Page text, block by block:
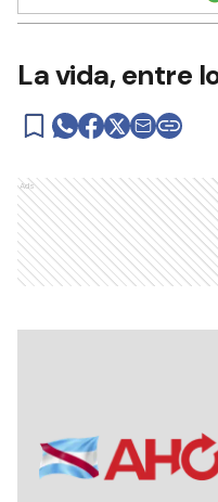
La vida, entre
Ads